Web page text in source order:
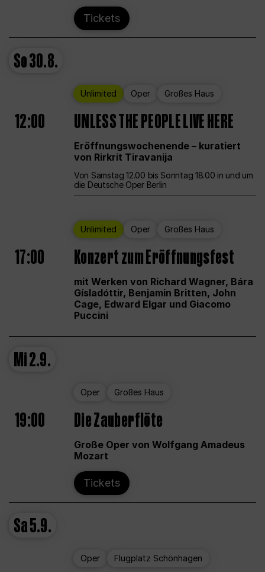
Tickets
So30.8.
Unlimited Oper Großes Haus
12:00 UNLESS THE PEOPLE LIVE HERE
Eröffnungswochenende – kuratiert
von Rirkrit Tiravanija
Von Samstag 12.00 bis Sonntag 18.00 in und um
die Deutsche Oper Berlin
Unlimited Oper Großes Haus
17:00 Konzert zum Eröffnungsfest
mit Werken von Richard Wagner, Bára
Gísladóttir, Benjamin Britten, John
Cage, Edward Elgar und Giacomo
Puccini
Mi2.9.
Oper Großes Haus
19:00 Die Zauberflöte
Große Oper von Wolfgang Amadeus
Mozart
Tickets
Sa5.9.
Oper Flugplatz Schönhagen